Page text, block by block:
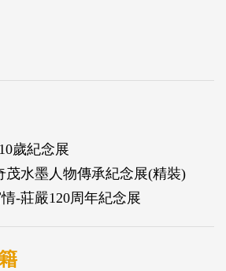
歲紀念展
茂水墨人物傳承紀念展(精裝)
-莊嚴120周年紀念展